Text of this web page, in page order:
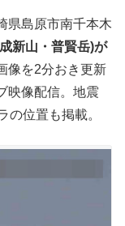
県島原市南千本木
新山・普賢岳)が
像を2分おき更新
映像配信。地震
の位置も掲載。